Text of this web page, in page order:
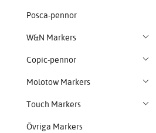
Posca-pennor
W&N Markers
Copic-pennor
Molotow Markers
Touch Markers
Övriga Markers